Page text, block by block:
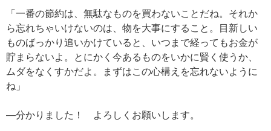
「一番の節約は、無駄なものを買わないことだね。それか
ら忘れちゃいけないのは、物を大事にすること。目新しい
ものばっかり追いかけていると、いつまで経ってもお金が
貯まらないよ。とにかく今あるものをいかに賢く使うか、
ムダをなくすかだよ。まずはこの心構えを忘れないように
ね」
—分かりました！ よろしくお願いします。